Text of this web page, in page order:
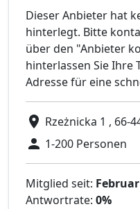
Dieser Anbieter hat
hinterlegt. Bitte
über den "Anbieter
hinterlassen Sie Ihre
Adresse für eine
Rzeżnicka 1 , 66-
1-200 Personen
Mitglied seit:
Antwortrate: 0%